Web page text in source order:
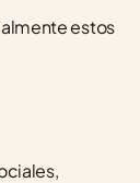
estos